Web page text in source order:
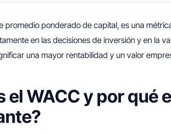
promedio ponderado de capital, es una
en las decisiones de inversión y en la
una mayor rentabilidad y un valor
el WACC y por qué